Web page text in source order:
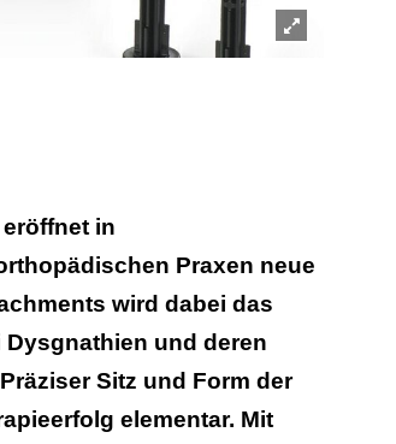
in
Praxen neue
wird dabei das
und deren
Sitz und Form der
elementar. Mit